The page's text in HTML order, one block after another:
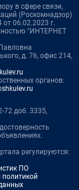
в сфере связи,
(Роскомнадзор)
06.02.2023 г.
"ИНТЕРНЕТ
д. 76, офис 214,
органов:
72 доб. 3335,
регулируются:
ПО